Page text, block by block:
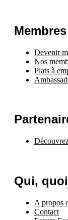
Devenir
Nos
Plats à
Qui,
A propos
Contact